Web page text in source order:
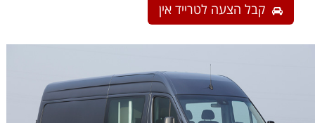
קבל הצעה לטרייד אין